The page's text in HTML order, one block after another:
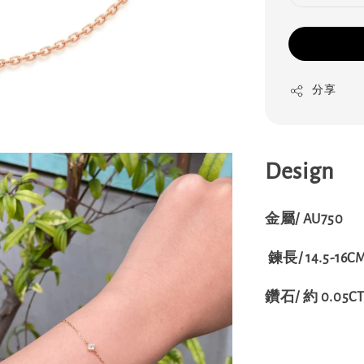
分享
Design
金屬/ AU750
鍊長/ 14.5-
鑽石/ 約 0.05CT